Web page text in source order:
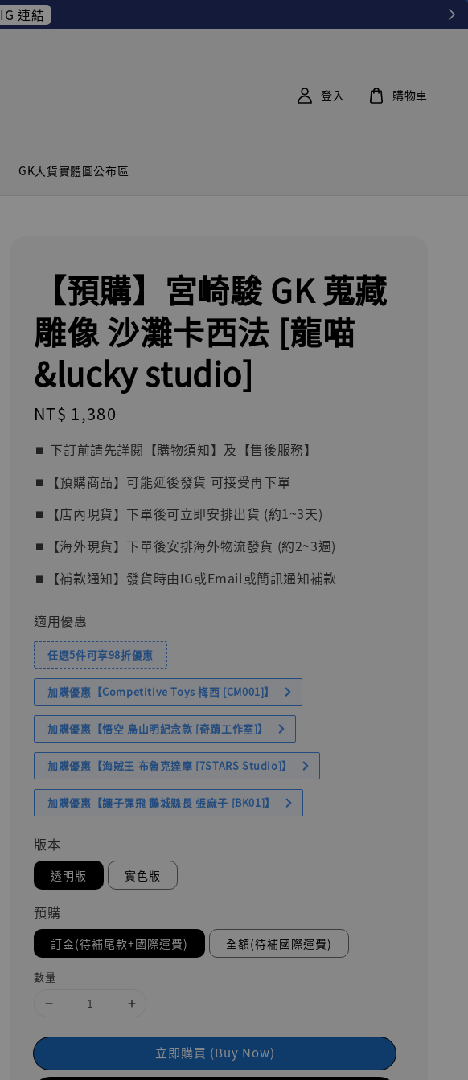
IG 連結
GK大貨實體圖公布區
登入 購物車
【預購】宮崎駿 GK 蒐藏
雕像 沙灘卡西法 [龍喵
&lucky studio]
Regular
price
NT$ 1,380
⏹︎ 下訂前請先詳閱【購物須知】及【售後服務】
⏹︎【預購商品】可能延後發貨 可接受再下單
⏹︎【店內現貨】下單後可立即安排出貨 (約1~3天)
⏹︎【海外現貨】下單後安排海外物流發貨 (約2~3週)
⏹︎【補款通知】發貨時由IG或Email或簡訊通知補款
適用優惠
任選5件可享98折優惠
加購優惠【Competitive Toys 梅西 [CM001]】
加購優惠【悟空 鳥山明紀念款 [奇蹟工作室]】
加購優惠【海賊王 布魯克達摩 [7STARS Studio]】
加購優惠【讓子彈飛 鵝城縣長 張麻子 [BK01]】
版本
透明版 實色版
預購
訂金(待補尾款+國際運費) 全額(待補國際運費)
數量
立即購買 (Buy Now)